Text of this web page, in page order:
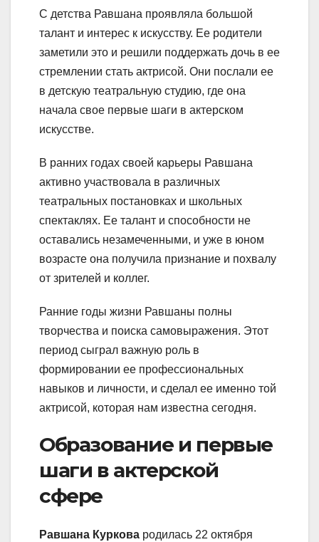
С детства Равшана проявляла большой
талант и интерес к искусству. Ее родители
заметили это и решили поддержать дочь в ее
стремлении стать актрисой. Они послали ее
в детскую театральную студию, где она
начала свое первые шаги в актерском
искусстве.
В ранних годах своей карьеры Равшана
активно участвовала в различных
театральных постановках и школьных
спектаклях. Ее талант и способности не
оставались незамеченными, и уже в юном
возрасте она получила признание и похвалу
от зрителей и коллег.
Ранние годы жизни Равшаны полны
творчества и поиска самовыражения. Этот
период сыграл важную роль в
формировании ее профессиональных
навыков и личности, и сделал ее именно той
актрисой, которая нам известна сегодня.
Образование и первые
шаги в актерской
сфере
Равшана Куркова родилась 22 октября